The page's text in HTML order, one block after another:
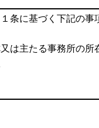
条に基づく下記の事
は主たる事務所の所